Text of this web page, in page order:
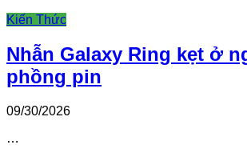
Kiến Thức
Nhẫn Galaxy Ring kẹt ở
phồng pin
09/30/2026
…